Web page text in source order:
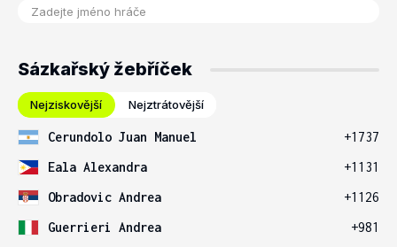
Sázkařský žebříček
Nejziskovější Nejztrátovější
Cerundolo Juan Manuel
+1737
Eala Alexandra
+1131
Obradovic Andrea
+1126
Guerrieri Andrea
+981